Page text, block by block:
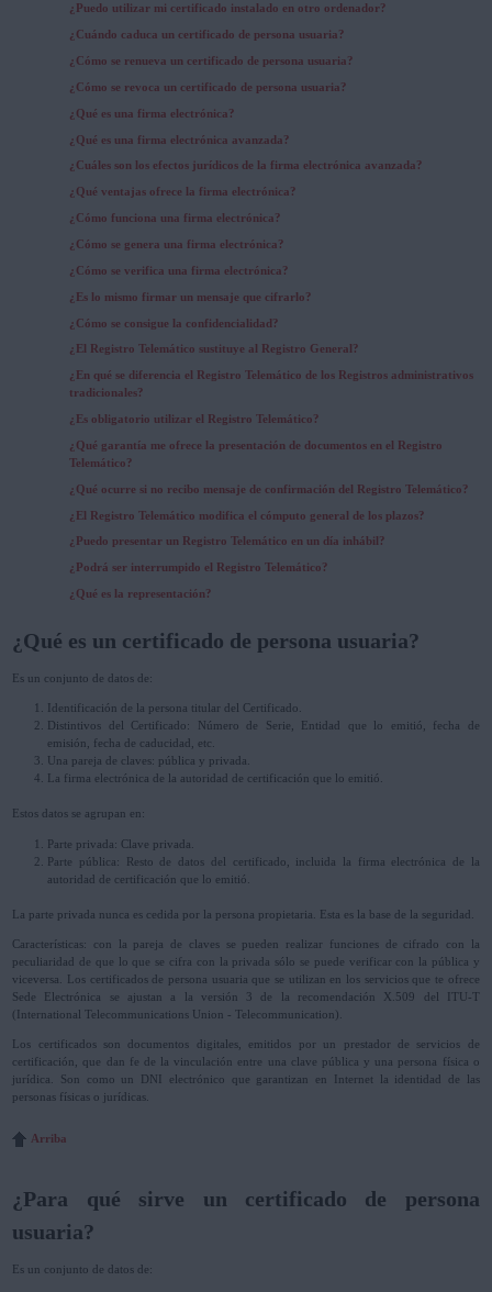
¿Puedo utilizar mi certificado instalado en otro ordenador?
¿Cuándo caduca un certificado de persona usuaria?
¿Cómo se renueva un certificado de persona usuaria?
¿Cómo se revoca un certificado de persona usuaria?
¿Qué es una firma electrónica?
¿Qué es una firma electrónica avanzada?
¿Cuáles son los efectos jurídicos de la firma electrónica avanzada?
¿Qué ventajas ofrece la firma electrónica?
¿Cómo funciona una firma electrónica?
¿Cómo se genera una firma electrónica?
¿Cómo se verifica una firma electrónica?
¿Es lo mismo firmar un mensaje que cifrarlo?
¿Cómo se consigue la confidencialidad?
¿El Registro Telemático sustituye al Registro General?
¿En qué se diferencia el Registro Telemático de los Registros administrativos
tradicionales?
¿Es obligatorio utilizar el Registro Telemático?
¿Qué garantía me ofrece la presentación de documentos en el Registro
Telemático?
¿Qué ocurre si no recibo mensaje de confirmación del Registro Telemático?
¿El Registro Telemático modifica el cómputo general de los plazos?
¿Puedo presentar un Registro Telemático en un día inhábil?
¿Podrá ser interrumpido el Registro Telemático?
¿Qué es la representación?
¿Qué es un certificado de persona usuaria?
Es un conjunto de datos de:
Identificación de la persona titular del Certificado.
Distintivos del Certificado: Número de Serie, Entidad que lo emitió, fecha de
emisión, fecha de caducidad, etc.
Una pareja de claves: pública y privada.
La firma electrónica de la autoridad de certificación que lo emitió.
Estos datos se agrupan en:
Parte privada: Clave privada.
Parte pública: Resto de datos del certificado, incluida la firma electrónica de la
autoridad de certificación que lo emitió.
La parte privada nunca es cedida por la persona propietaria. Esta es la base de la seguridad.
Características: con la pareja de claves se pueden realizar funciones de cifrado con la
peculiaridad de que lo que se cifra con la privada sólo se puede verificar con la pública y
viceversa. Los certificados de persona usuaria que se utilizan en los servicios que te ofrece
Sede Electrónica se ajustan a la versión 3 de la recomendación X.509 del ITU-T
(International Telecommunications Union - Telecommunication).
Los certificados son documentos digitales, emitidos por un prestador de servicios de
certificación, que dan fe de la vinculación entre una clave pública y una persona física o
jurídica. Son como un DNI electrónico que garantizan en Internet la identidad de las
personas físicas o jurídicas.
Arriba
¿Para qué sirve un certificado de persona
usuaria?
Es un conjunto de datos de: